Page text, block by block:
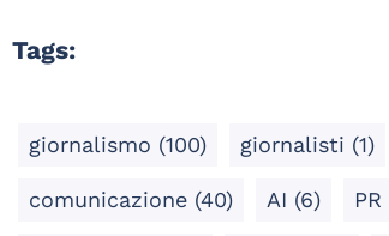
Tags:
giornalismo (100) giornalisti (1)
comunicazione (40) AI (6) PR